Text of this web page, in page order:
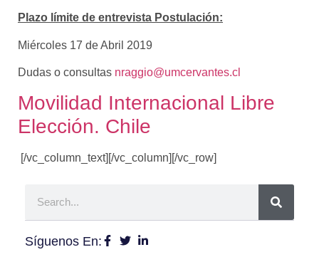
Plazo límite de entrevista Postulación:
Miércoles 17 de Abril 2019
Dudas o consultas nraggio@umcervantes.cl
Movilidad Internacional Libre
Elección. Chile
[/vc_column_text][/vc_column][/vc_row]
Síguenos En: